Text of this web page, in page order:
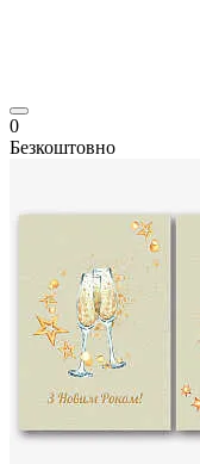
0
Безкоштовно